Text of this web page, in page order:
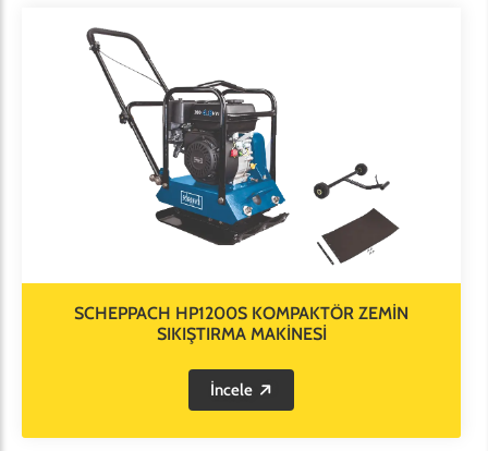
SCHEPPACH HP1200S KOMPAKTÖR ZEMİN
SIKIŞTIRMA MAKİNESİ
İncele